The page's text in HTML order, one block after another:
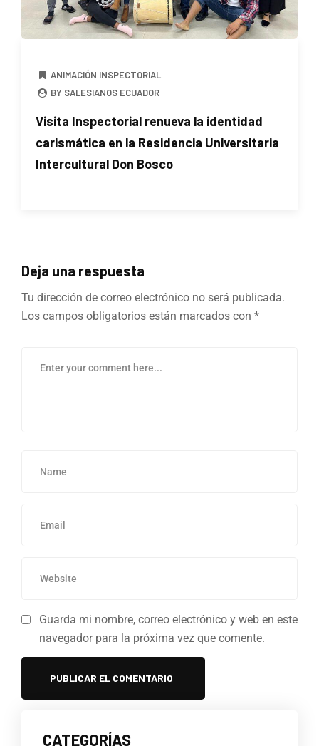
ANIMACIÓN INSPECTORIAL
BY SALESIANOS ECUADOR
Visita Inspectorial renueva la identidad
carismática en la Residencia Universitaria
Intercultural Don Bosco
Deja una respuesta
Tu dirección de correo electrónico no será publicada.
Los campos obligatorios están marcados con *
Guarda mi nombre, correo electrónico y web en este
navegador para la próxima vez que comente.
CATEGORÍAS